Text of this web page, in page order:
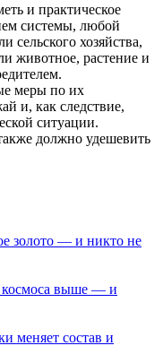
и практическое
системы, любой
сельского хозяйства,
животное, растение и
меры по их
и, как следствие,
ситуации.
должно удешевить
золото — и никто не
космоса выше — и
меняет состав и